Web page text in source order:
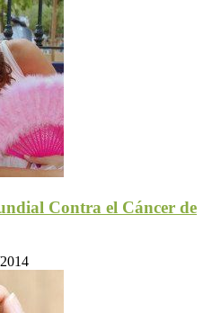
Contra el Cáncer de